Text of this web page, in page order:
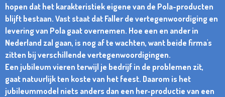
hopen dat het karakteristiek eigene van de Pola-producten
blijft bestaan. Vast staat dat Faller de vertegenwoordiging en
levering van Pola gaat overnemen. Hoe een en ander in
Nederland zal gaan, is nog af te wachten, want beide firma's
zitten bij verschillende vertegenwoordigingen.
Een jubileum vieren terwijl je bedrijf in de problemen zit,
gaat natuurlijk ten koste van het feest. Daarom is het
jubileummodel niets anders dan een her-productie van een